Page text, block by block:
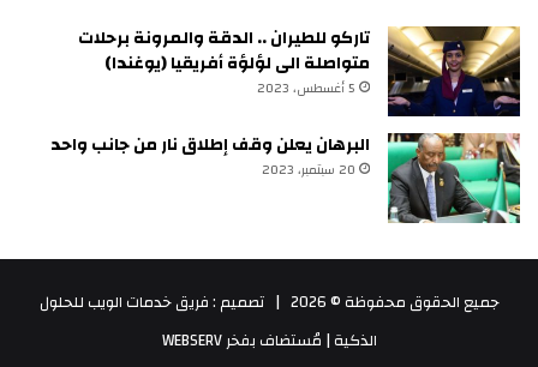
تاركو للطيران .. الدقة والمرونة برحلات
متواصلة الى لؤلؤة أفريقيا (يوغندا)
5 أغسطس، 2023
البرهان يعلن وقف إطلاق نار من جانب واحد
20 سبتمبر، 2023
جميع الحقوق محفوظة © 2026 |
تصميم : فريق خدمات الويب للحلول
الذكية | مُستضاف بفخرWEBSERV